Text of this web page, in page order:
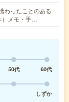
わったことのある
）メモ・手…
50代
60代
しずか